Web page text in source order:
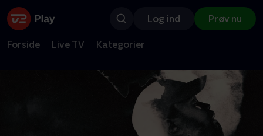
Log ind Prøv nu
Forside Live TV Kategorier